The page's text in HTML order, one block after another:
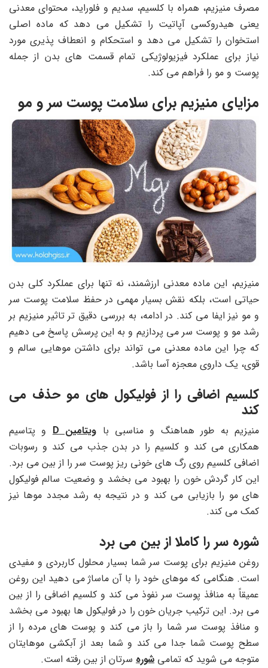
مصرف منیزیم، همراه با کلسیم، سدیم و فلوراید، محتوای معدنی
یعنی هیدروکسی آپاتیت را تشکیل می ‌دهد که ماده اصلی
استخوان را تشکیل می ‌دهد و استحکام و انعطاف ‌پذیری مورد
نیاز برای عملکرد فیزیولوژیکی تمام قسمت های بدن از جمله
پوست و مو را فراهم می کند.
مزایای منیزیم برای سلامت پوست سر و مو
منیزیم، این ماده معدنی ارزشمند، نه تنها برای عملکرد کلی بدن
حیاتی است، بلکه نقش بسیار مهمی در حفظ سلامت پوست سر
و مو نیز ایفا می کند. در ادامه، به بررسی دقیق تر تاثیر منیزیم بر
رشد مو و پوست سر می پردازیم و به این پرسش پاسخ می دهیم
که چرا این ماده معدنی می تواند برای داشتن موهایی سالم و
قوی، یک داروی معجزه آسا باشد.
کلسیم اضافی را از فولیکول های مو حذف می
کند
منیزیم به طور هماهنگ و مناسبی با ویتامین D و پتاسیم
همکاری می کند و کلسیم را در بدن جذب می کند و رسوبات
اضافی کلسیم روی رگ های خونی ریز پوست سر را از بین می برد.
این کار گردش خون را بهبود می بخشد و وضعیت سالم فولیکول
های مو را بازیابی می کند و در نتیجه به رشد مجدد موها نیز
کمک می کند.
شوره سر را کاملا از بین می برد
روغن منیزیم برای پوست سر شما بسیار محلول کاربردی و مفیدی
است. هنگامی که موهای خود را با آن ماساژ می دهید این روغن
عمیقاً به منافذ پوست سر نفوذ می کند و کلسیم اضافی را از بین
می برد. این ترکیب جریان خون را در فولیکول ها بهبود می بخشد
و منافذ پوست سر شما را باز می کند و پوست های مرده را از
سطح پوست شما جدا می کند و شما بعد از آبکشی موهایتان
متوجه می شوید که تمامی شوره سرتان از بین رفته است.